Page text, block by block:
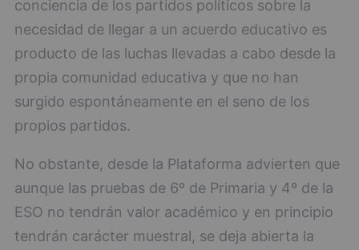
conciencia de los partidos políticos sobre la
necesidad de llegar a un acuerdo educativo es
producto de las luchas llevadas a cabo desde la
propia comunidad educativa y que no han
surgido espontáneamente en el seno de los
propios partidos.
No obstante, desde la Plataforma advierten que
aunque las pruebas de 6º de Primaria y 4º de la
ESO no tendrán valor académico y en principio
tendrán carácter muestral, se deja abierta la